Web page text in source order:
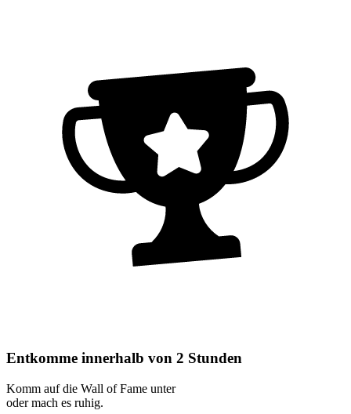
Entkomme innerhalb von 2 Stunden
Komm auf die Wall of Fame unter
oder mach es ruhig.